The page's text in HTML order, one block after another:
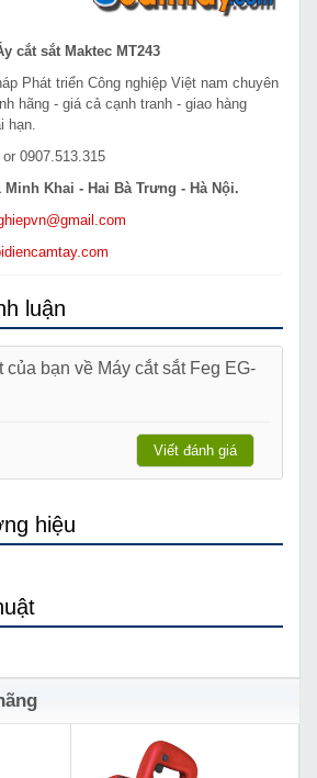
cắt sắt Maktec MT243
Phát triển Công nghiệp Việt nam chuyên
hãng - giá cả cạnh tranh - giao hàng
hạn.
0907.513.315
Minh Khai - Hai Bà Trưng - Hà Nội.
luận
của bạn về Máy cắt sắt Feg EG-
Viết đánh giá
hiệu